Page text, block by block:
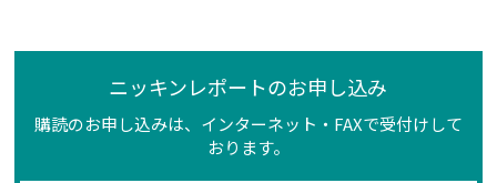
ニッキンレポートのお申し込み
購読のお申し込みは、インターネット・FAXで受付けして
おります。